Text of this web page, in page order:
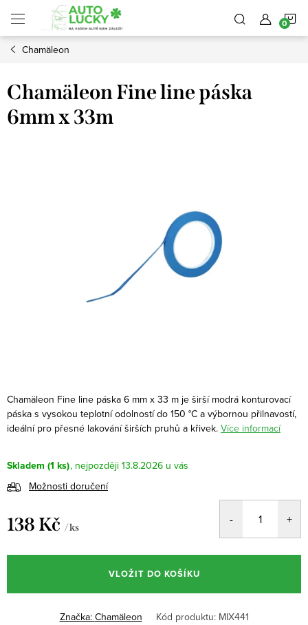
obsah
Chamäleon
Chamäleon Fine line páska
6mm x 33m
Chamäleon Fine line páska 6 mm x 33 m je širší modrá konturovací
páska s vysokou teplotní odolností do 150 °C a výbornou přilnavostí,
ideální pro přesné lakování širších pruhů a křivek. Více informací
Skladem (1 ks)
13.8.2026
Možnosti doručení
138 Kč / ks
cena:
VLOŽIT DO KOŠÍKU
Značka: Chamäleon Kód produktu: MIX441